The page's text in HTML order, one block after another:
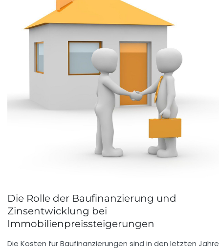
Die Rolle der Baufinanzierung und
Zinsentwicklung bei
Immobilienpreissteigerungen
Die Kosten für Baufinanzierungen sind in den letzten